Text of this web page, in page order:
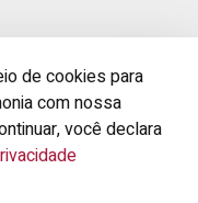
de cookies para
com nossa
você declara
Brasil S.A.
20.
Fortaleza, Ceará